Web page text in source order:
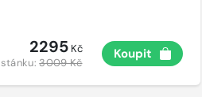
2295Kč
stánku:3009 Kč
Koupit